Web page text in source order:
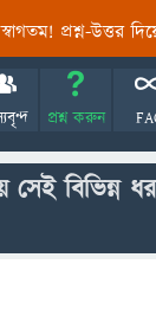
প্রশ্ন-উত্তর
প্রশ্ন করুন
বিভিন্ন